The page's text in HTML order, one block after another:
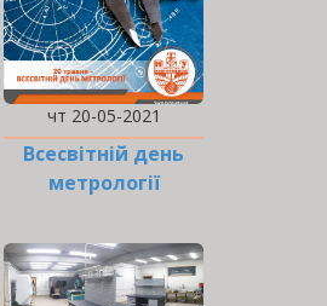
чт 20-05-2021
Всесвітній день
метрології